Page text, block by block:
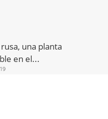
una planta
en el...